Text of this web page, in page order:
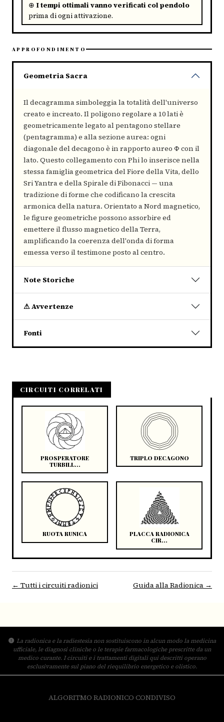
⊕ I tempi ottimali vanno verificati col pendolo
prima di ogni attivazione.
APPROFONDIMENTO
Geometria Sacra
Il decagramma simboleggia la totalità dell'universo
creato e increato. Il poligono regolare a 10 lati è
geometricamente legato al pentagono stellare
(pentagramma) e alla sezione aurea: ogni
diagonale del decagono è in rapporto aureo Φ con il
lato. Questo collegamento con Phi lo inserisce nella
stessa famiglia geometrica del Fiore della Vita, dello
Sri Yantra e della Spirale di Fibonacci — una
tradizione di forme che codificano la crescita
armonica della natura. Orientato a Nord magnetico,
le figure geometriche possono assorbire ed
emettere il flusso magnetico della Terra,
amplificando la coerenza dell'onda di forma
emessa verso il testimone posto al centro.
Note Storiche
⚠ Avvertenze
Fonti
CIRCUITI CORRELATI
PROSPERATORE
TURBILL...
TRIPLO DECAGONO
RUOTA RUNICA
PLACCA RADIONICA
CIR...
← Tutti i circuiti radionici Guida alla Radionica →
La radionica e la radiestesia non sostituiscono in alcun modo la medicina
ufficiale, le diagnosi cliniche o le terapie farmacologiche prescritte da un
medico curante. I circuiti e i trattamenti digitali qui descritti operano
esclusivamente sul piano del riequilibrio energetico e olistico.
ALGORITMO RADIONICO CONDIVISO